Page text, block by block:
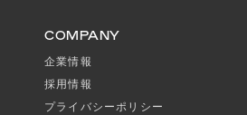
COMPANY
企業情報
採用情報
プライバシーポリシー